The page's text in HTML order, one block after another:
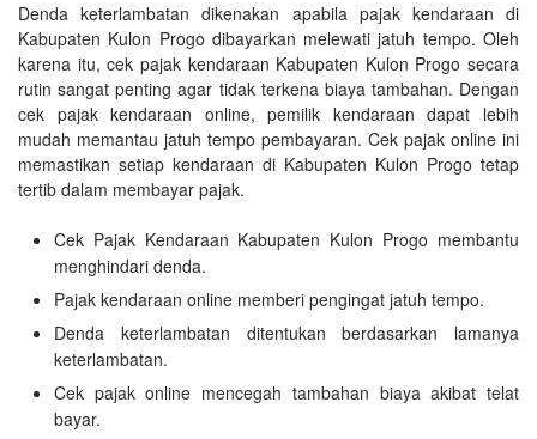
Denda keterlambatan dikenakan apabila pajak kendaraan di
Kabupaten Kulon Progo dibayarkan melewati jatuh tempo. Oleh
karena itu, cek pajak kendaraan Kabupaten Kulon Progo secara
rutin sangat penting agar tidak terkena biaya tambahan. Dengan
cek pajak kendaraan online, pemilik kendaraan dapat lebih
mudah memantau jatuh tempo pembayaran. Cek pajak online ini
memastikan setiap kendaraan di Kabupaten Kulon Progo tetap
tertib dalam membayar pajak.
Cek Pajak Kendaraan Kabupaten Kulon Progo membantu
menghindari denda.
Pajak kendaraan online memberi pengingat jatuh tempo.
Denda keterlambatan ditentukan berdasarkan lamanya
keterlambatan.
Cek pajak online mencegah tambahan biaya akibat telat
bayar.